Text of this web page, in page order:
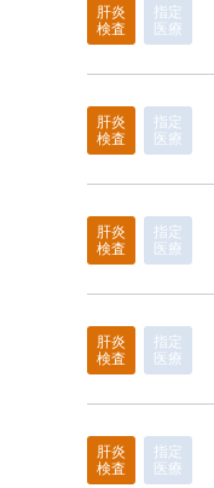
肝炎
検査
指定
医療
肝炎
検査
指定
医療
肝炎
検査
指定
医療
肝炎
検査
指定
医療
肝炎
検査
指定
医療